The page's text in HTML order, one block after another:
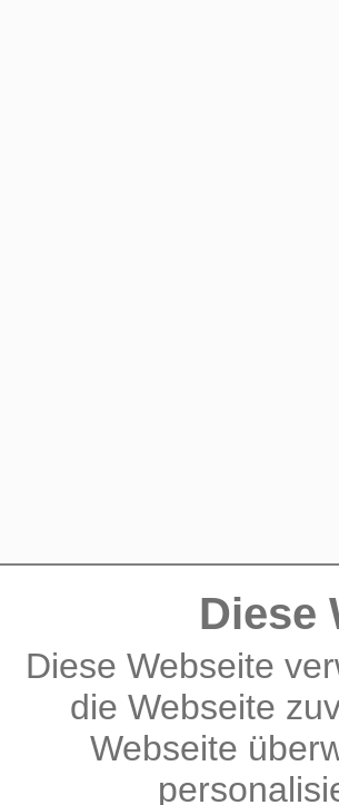
Diese
Diese Webseite
die Webseite
Webseite